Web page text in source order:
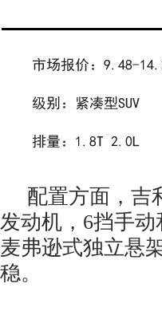
配置方面，吉
发动机，6挡手
麦弗逊式独立悬
稳。